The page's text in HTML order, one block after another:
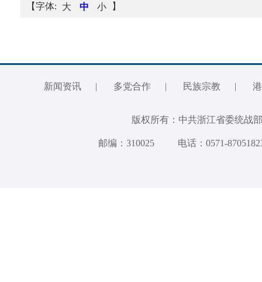
【字体: 大 中 小 】
新闻资讯 | 多党合作 | 民族宗教 |
版权所有：中共浙江省委统
邮编：310025 电话：0571-